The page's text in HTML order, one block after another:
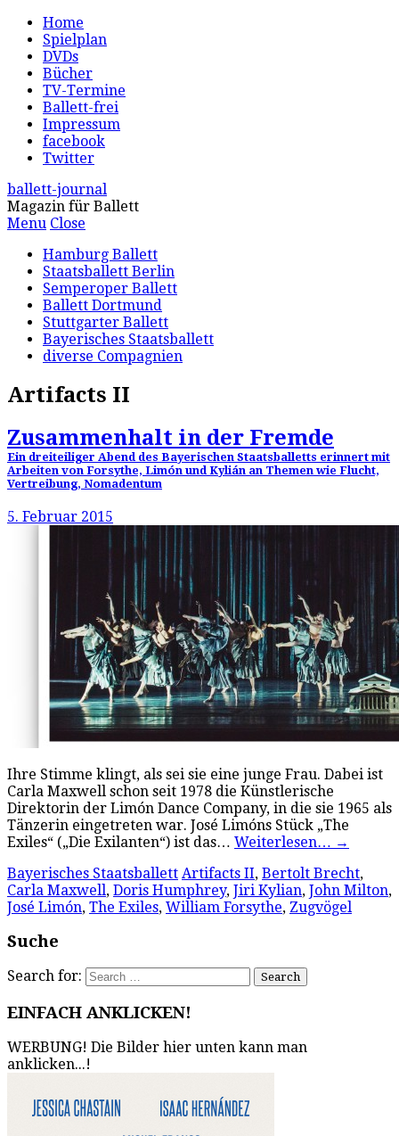
Home
Spielplan
DVDs
Bücher
TV-Termine
Ballett-frei
Impressum
facebook
Twitter
ballett-journal
Magazin für Ballett
Menu Close
Hamburg Ballett
Staatsballett Berlin
Semperoper Ballett
Ballett Dortmund
Stuttgarter Ballett
Bayerisches Staatsballett
diverse Compagnien
Artifacts II
Zusammenhalt in der Fremde
Ein dreiteiliger Abend des Bayerischen Staatsballetts erinnert mit
Arbeiten von Forsythe, Limón und Kylián an Themen wie Flucht,
Vertreibung, Nomadentum
5. Februar 2015
Ihre Stimme klingt, als sei sie eine junge Frau. Dabei ist
Carla Maxwell schon seit 1978 die Künstlerische
Direktorin der Limón Dance Company, in die sie 1965 als
Tänzerin eingetreten war. José Limóns Stück „The
Exiles“ („Die Exilanten“) ist das… Weiterlesen… →
Bayerisches Staatsballett Artifacts II, Bertolt Brecht,
Carla Maxwell, Doris Humphrey, Jiri Kylian, John Milton,
José Limón, The Exiles, William Forsythe, Zugvögel
Suche
Search for:
EINFACH ANKLICKEN!
WERBUNG! Die Bilder hier unten kann man
anklicken...!